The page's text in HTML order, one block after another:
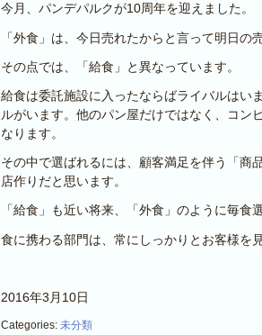
今月、パンデパルクが10周年を迎えました。
「外食」は、今日売れたからと言って明日の
その点では、「給食」と異なっています。
給食は委託施設に入ったならばライバルはい
ルがいます。他のパン屋だけではなく、コン
なります。
その中で選ばれるには、顧客満足を伴う「商
店作りだと思います。
「給食」も近い将来、「外食」のように毎食
食に携わる部門は、常にしっかりとお客様を
2016年3月10日
Categories: 未分類